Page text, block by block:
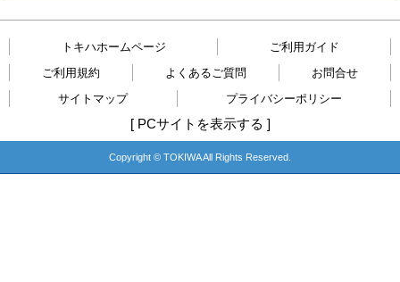
トキハホームページ
ご利用ガイド
ご利用規約
よくあるご質問
お問合せ
サイトマップ
プライバシーポリシー
[ PCサイトを表示する ]
Copyright © TOKIWA All Rights Reserved.